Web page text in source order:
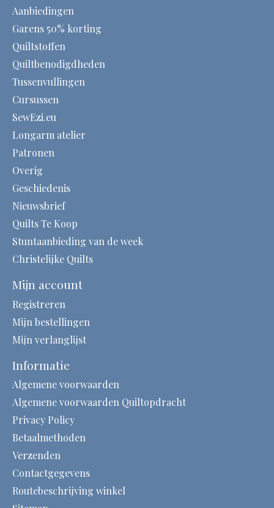
Aanbiedingen
Garens 50% korting
Quiltstoffen
Quiltbenodigdheden
Tussenvullingen
Cursussen
SewEzi.eu
Longarm atelier
Patronen
Overig
Geschiedenis
Nieuwsbrief
Quilts Te Koop
Stuntaanbieding van de week
Christelijke Quilts
Mijn account
Registreren
Mijn bestellingen
Mijn verlanglijst
Informatie
Algemene voorwaarden
Algemene voorwaarden Quiltopdracht
Privacy Policy
Betaalmethoden
Verzenden
Contactgegevens
Routebeschrijving winkel